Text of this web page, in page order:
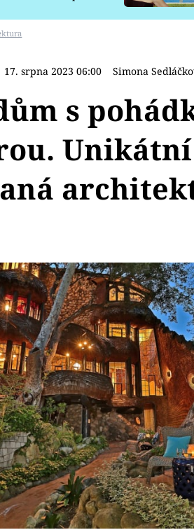
17. srpna 2023 06:00 Simona
s